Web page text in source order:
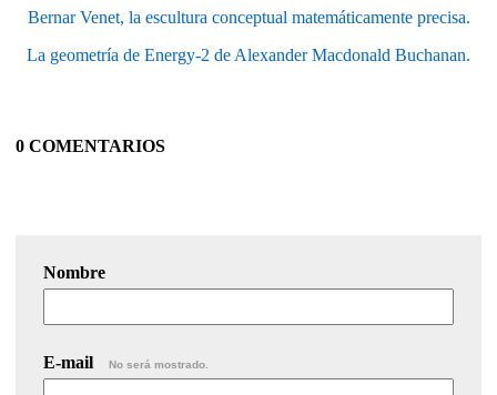
Bernar Venet, la escultura conceptual matemáticamente precisa.
La geometría de Energy-2 de Alexander Macdonald Buchanan.
0 COMENTARIOS
Nombre
E-mail No será mostrado.